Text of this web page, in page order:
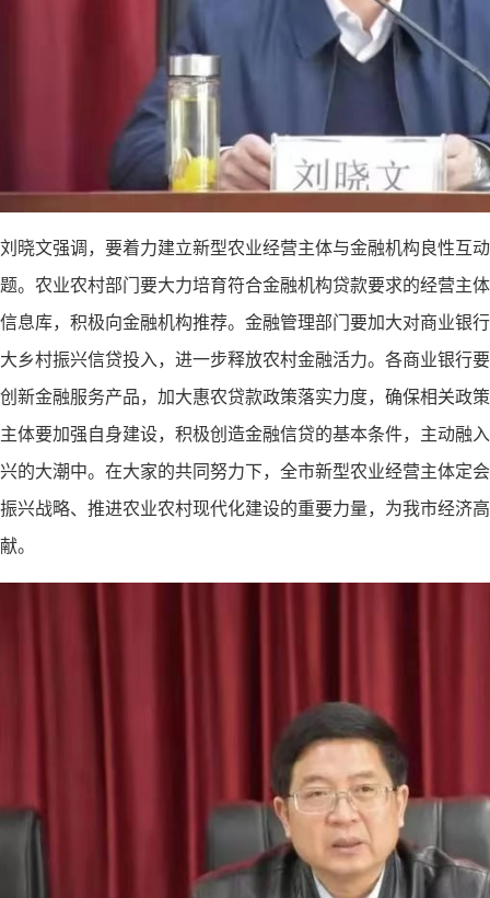
刘晓文强调，要着力建立新型农业经营主体与金融机构良性互
题。农业农村部门要大力培育符合金融机构贷款要求的经营主
信息库，积极向金融机构推荐。金融管理部门要加大对商业银
大乡村振兴信贷投入，进一步释放农村金融活力。各商业银行
创新金融服务产品，加大惠农贷款政策落实力度，确保相关政
主体要加强自身建设，积极创造金融信贷的基本条件，主动融
兴的大潮中。在大家的共同努力下，全市新型农业经营主体定
振兴战略、推进农业农村现代化建设的重要力量，为我市经济
献。